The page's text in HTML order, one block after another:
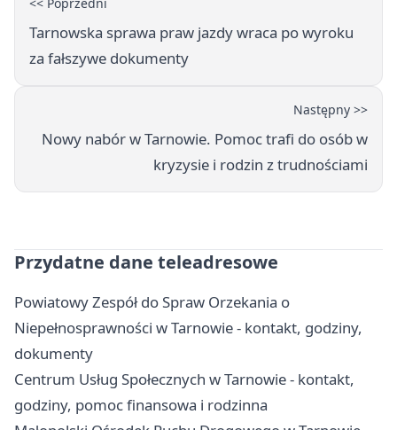
Tarnowska sprawa praw jazdy wraca po wyroku
za fałszywe dokumenty
Następny >>
Nowy nabór w Tarnowie. Pomoc trafi do osób w
kryzysie i rodzin z trudnościami
Przydatne dane teleadresowe
Powiatowy Zespół do Spraw Orzekania o
Niepełnosprawności w Tarnowie - kontakt, godziny,
dokumenty
Centrum Usług Społecznych w Tarnowie - kontakt,
godziny, pomoc finansowa i rodzinna